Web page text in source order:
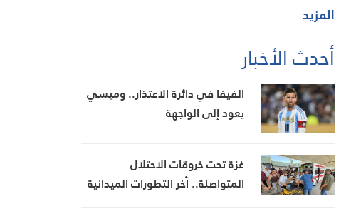
المزيد
أحدث الأخبار
الفيفا في دائرة الاعتذار.. وميسي
يعود إلى الواجهة
غزة تحت خروقات الاحتلال
المتواصلة.. آخر التطورات الميدانية